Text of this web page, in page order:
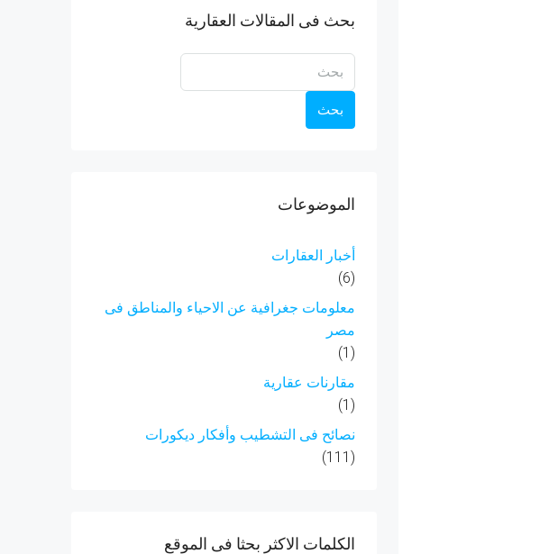
بحث فى المقالات العقارية
بحث
الموضوعات
أخبار العقارات
(6)
معلومات جغرافية عن الاحياء والمناطق فى
مصر
(1)
مقارنات عقارية
(1)
نصائح فى التشطيب وأفكار ديكورات
(111)
الكلمات الاكثر بحثا فى الموقع